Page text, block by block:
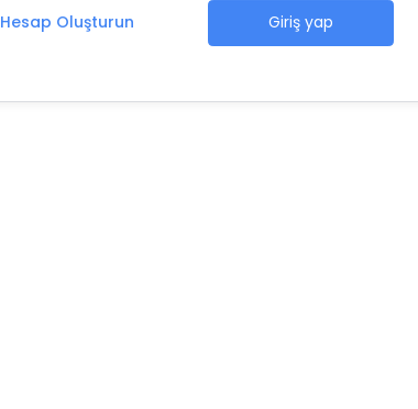
Hesap Oluşturun Giriş yap